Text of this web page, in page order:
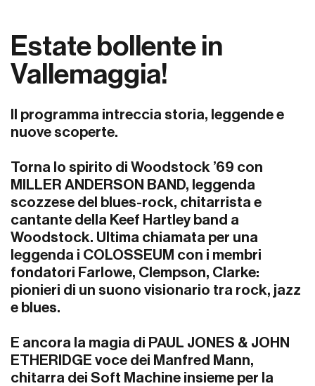
Estate bollente in
Vallemaggia!
Il programma intreccia storia, leggende e
nuove scoperte.
Torna lo spirito di Woodstock ’69 con
MILLER ANDERSON BAND, leggenda
scozzese del blues-rock, chitarrista e
cantante della Keef Hartley band a
Woodstock. Ultima chiamata per una
leggenda i COLOSSEUM con i membri
fondatori Farlowe, Clempson, Clarke:
pionieri di un suono visionario tra rock, jazz
e blues.
E ancora la magia di PAUL JONES & JOHN
ETHERIDGE voce dei Manfred Mann,
chitarra dei Soft Machine insieme per la